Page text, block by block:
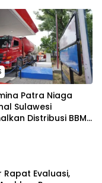
Pantai di
Sulawesi
Patra Niaga
Sulawesi
Distribusi BBM
Rapat Evaluasi,